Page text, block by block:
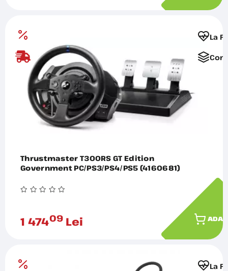
La
Thrustmaster T300RS GT Edition
Government PC/PS3/PS4/PS5 (4160681)
1 47409 Lei
La